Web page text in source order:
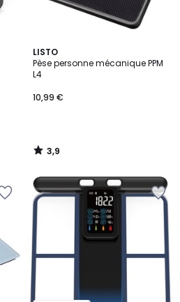
LISTO
Pèse personne mécanique PPM
L4
10,99 €
3,9
/ 5
3,9
/